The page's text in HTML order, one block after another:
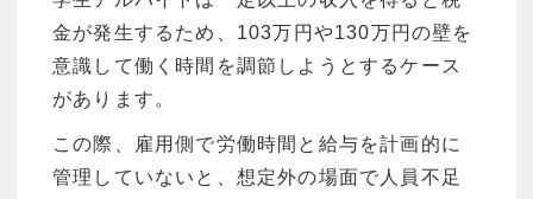
金が発生するため、103万円や130万円の壁を
意識して働く時間を調節しようとするケース
があります。
この際、雇用側で労働時間と給与を計画的に
管理していないと、想定外の場面で人員不足